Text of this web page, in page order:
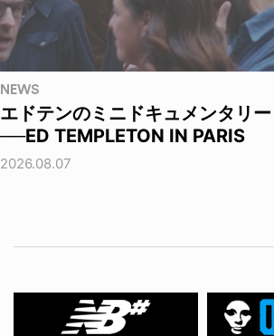
NEWS
エドテンのミニドキュメンタリー
──ED TEMPLETON IN PARIS
2026.08.07